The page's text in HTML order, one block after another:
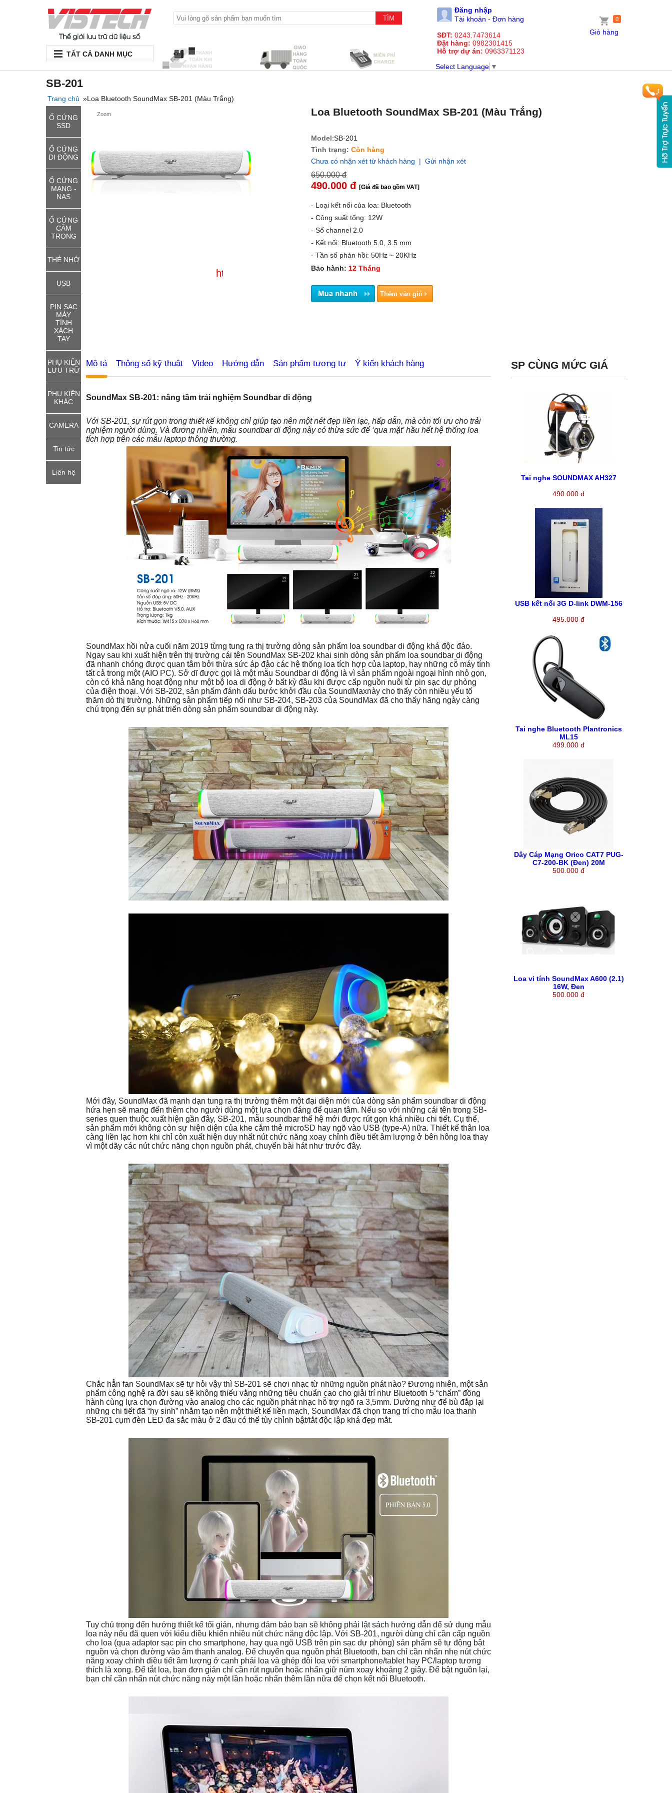
0
Giỏ hàng
Đăng nhập
Tài khoản - Đơn hàng
SĐT: 0243.7473614
Đặt hàng: 0982301415
Hỗ trợ dự án: 0963371123
TẤT CẢ DANH MỤC
Select Language ▼
SB-201
Trang chủ »Loa Bluetooth SoundMax SB-201 (Màu Trắng)
Ổ CỨNG
SSD
Ổ CỨNG
DI ĐỘNG
Ổ CỨNG
MẠNG -
NAS
Ổ CỨNG
CẮM
TRONG
THẺ NHỚ
USB
PIN SẠC
MÁY
TÍNH
XÁCH
TAY
PHỤ KIỆN
LƯU TRỮ
PHỤ KIỆN
KHÁC
CAMERA
Tin tức
Liên hệ
Zoom
http://thietbiluutru.com.vn
Loa Bluetooth SoundMax SB-201 (Màu Trắng)
Model:SB-201
Tình trạng: Còn hàng
Chưa có nhận xét từ khách hàng | Gửi nhận xét
650.000 đ
490.000 đ [Giá đã bao gồm VAT]
- Loại kết nối của loa: Bluetooth
- Công suất tổng: 12W
- Số channel 2.0
- Kết nối: Bluetooth 5.0, 3.5 mm
- Tần số phản hồi: 50Hz ~ 20KHz
Bảo hành: 12 Tháng
SP CÙNG MỨC GIÁ
Tai nghe SOUNDMAX AH327
490.000 đ
USB kết nối 3G D-link DWM-156
495.000 đ
Tai nghe Bluetooth Plantronics
ML15
499.000 đ
Dây Cáp Mạng Orico CAT7 PUG-
C7-200-BK (Đen) 20M
500.000 đ
Loa vi tính SoundMax A600 (2.1)
16W, Đen
500.000 đ
Mô tả Thông số kỹ thuật Video Hướng dẫn Sản phẩm tương tự Ý kiến khách hàng
SoundMax SB-201: nâng tầm trải nghiệm Soundbar di động
Với SB-201, sự rút gọn trong thiết kế không chỉ giúp tạo nên một nét đẹp liền lạc, hấp dẫn, mà còn tối ưu cho trải
nghiệm người dùng. Và đương nhiên, mẫu soundbar di động này có thừa sức để ‘qua mặt’ hầu hết hệ thống loa
tích hợp trên các mẫu laptop thông thường.
SoundMax hồi nửa cuối năm 2019 từng tung ra thị trường dòng sản phẩm loa soundbar di động khá độc đáo.
Ngay sau khi xuất hiện trên thị trường cái tên SoundMax SB-202 khai sinh dòng sản phẩm loa soundbar di động
đã nhanh chóng được quan tâm bởi thừa sức áp đảo các hệ thống loa tích hợp của laptop, hay những cỗ máy tính
tất cả trong một (AIO PC). Sở dĩ được gọi là một mẫu Soundbar di động là vì sản phẩm ngoài ngoại hình nhỏ gọn,
còn có khả năng hoạt động như một bộ loa di động ở bất kỳ đâu khi được cấp nguồn nuôi từ pin sạc dự phòng
của điện thoại. Với SB-202, sản phẩm đánh dấu bước khởi đầu của SoundMaxnày cho thấy còn nhiều yếu tố
thăm dò thị trường. Những sản phẩm tiếp nối như SB-204, SB-203 của SoundMax đã cho thấy hãng ngày càng
chú trọng đến sự phát triển dòng sản phẩm soundbar di động này.
Mới đây, SoundMax đã mạnh dạn tung ra thị trường thêm một đại diện mới của dòng sản phẩm soundbar di động
hứa hẹn sẽ mang đến thêm cho người dùng một lựa chọn đáng để quan tâm. Nếu so với những cái tên trong SB-
series quen thuộc xuất hiện gần đây, SB-201, mẫu soundbar thế hệ mới được rút gọn khá nhiều chi tiết. Cụ thể,
sản phẩm mới không còn sự hiện diện của khe cắm thẻ microSD hay ngõ vào USB (type-A) nữa. Thiết kế thân loa
càng liền lạc hơn khi chỉ còn xuất hiện duy nhất nút chức năng xoay chỉnh điều tiết âm lượng ở bên hông loa thay
vì một dãy các nút chức năng chọn nguồn phát, chuyển bài hát như trước đây.
Chắc hẳn fan SoundMax sẽ tự hỏi vậy thì SB-201 sẽ chơi nhạc từ những nguồn phát nào? Đương nhiên, một sản
phẩm công nghệ ra đời sau sẽ không thiếu vắng những tiêu chuẩn cao cho giải trí như Bluetooth 5 “chấm” đồng
hành cùng lựa chọn đường vào analog cho các nguồn phát nhạc hỗ trợ ngõ ra 3,5mm. Dường như để bù đắp lại
những chi tiết đã “hy sinh” nhằm tạo nên một thiết kế liền mạch, SoundMax đã chọn trang trí cho mẫu loa thanh
SB-201 cụm đèn LED đa sắc màu ở 2 đầu có thể tùy chỉnh bật/tắt độc lập khá đẹp mắt.
Tuy chú trọng đến hướng thiết kế tối giản, nhưng đảm bảo bạn sẽ không phải lật sách hướng dẫn để sử dụng mẫu
loa này nếu đã quen với kiểu điều khiển nhiều nút chức năng độc lập. Với SB-201, người dùng chỉ cần cấp nguồn
cho loa (qua adaptor sạc pin cho smartphone, hay qua ngõ USB trên pin sạc dự phòng) sản phẩm sẽ tự động bật
nguồn và chọn đường vào âm thanh analog. Để chuyển qua nguồn phát Bluetooth, bạn chỉ cần nhấn nhẹ nút chức
năng xoay chỉnh điều tiết âm lượng ở cạnh phải loa và ghép đôi loa với smartphone/tablet hay PC/laptop tương
thích là xong. Để tắt loa, bạn đơn giản chỉ cần rút nguồn hoặc nhấn giữ núm xoay khoảng 2 giây. Để bật nguồn lại,
bạn chỉ cần nhấn nút chức năng này một lần hoặc nhấn thêm lần nữa để chọn kết nối Bluetooth.